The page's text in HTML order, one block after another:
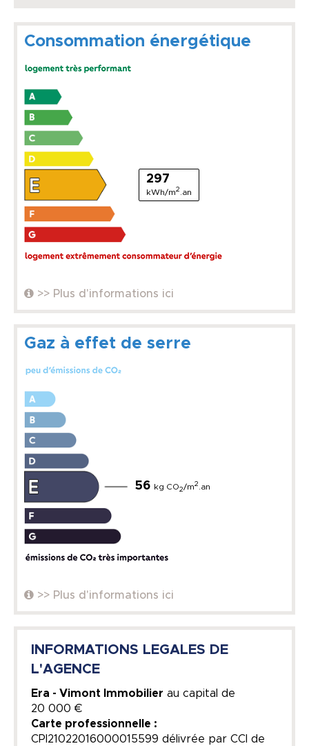
Consommation énergétique
297
kWh/m2 .an
>> Plus d'informations ici
Gaz à effet de serre
56 kg CO2/m2 .an
>> Plus d'informations ici
INFORMATIONS LEGALES DE
L'AGENCE
Era - Vimont Immobilier au capital de
20 000 €
Carte professionnelle :
CPI21022016000015599 délivrée par CCI de